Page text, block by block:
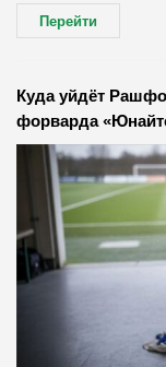
Перейти
Куда уйдёт
форварда